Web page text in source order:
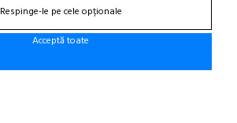
Respinge-le pe cele opționale
Acceptă toate